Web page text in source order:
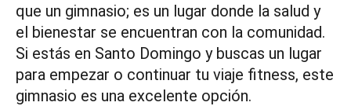
que un gimnasio; es un lugar donde la salud y
el bienestar se encuentran con la comunidad.
Si estás en Santo Domingo y buscas un lugar
para empezar o continuar tu viaje fitness, este
gimnasio es una excelente opción.